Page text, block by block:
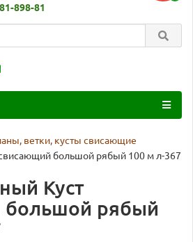
898-81
ветки, кусты свисающие
большой рябый 100 м л-367
Куст
большой рябый